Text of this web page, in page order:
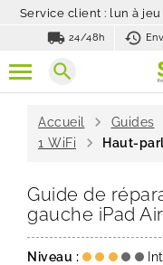
Service client : lun à jeu
local_shipping 24/48h
search
Accueil chevron_right Guides
1 WiFi
chevron_right Haut-
Guide de
gauche iPad
Niveau :